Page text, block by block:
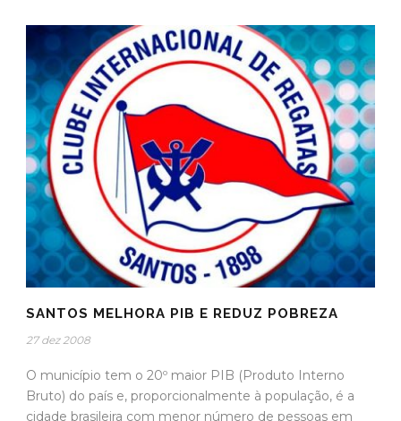
SANTOS MELHORA PIB E REDUZ POBREZA
27 dez 2008
O município tem o 20º maior PIB (Produto Interno
Bruto) do país e, proporcionalmente à população, é a
cidade brasileira com menor número de pessoas em